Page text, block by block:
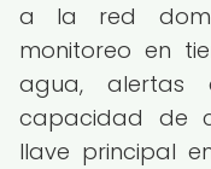
a la red
monitoreo en
agua,
capacidad de
llave principal